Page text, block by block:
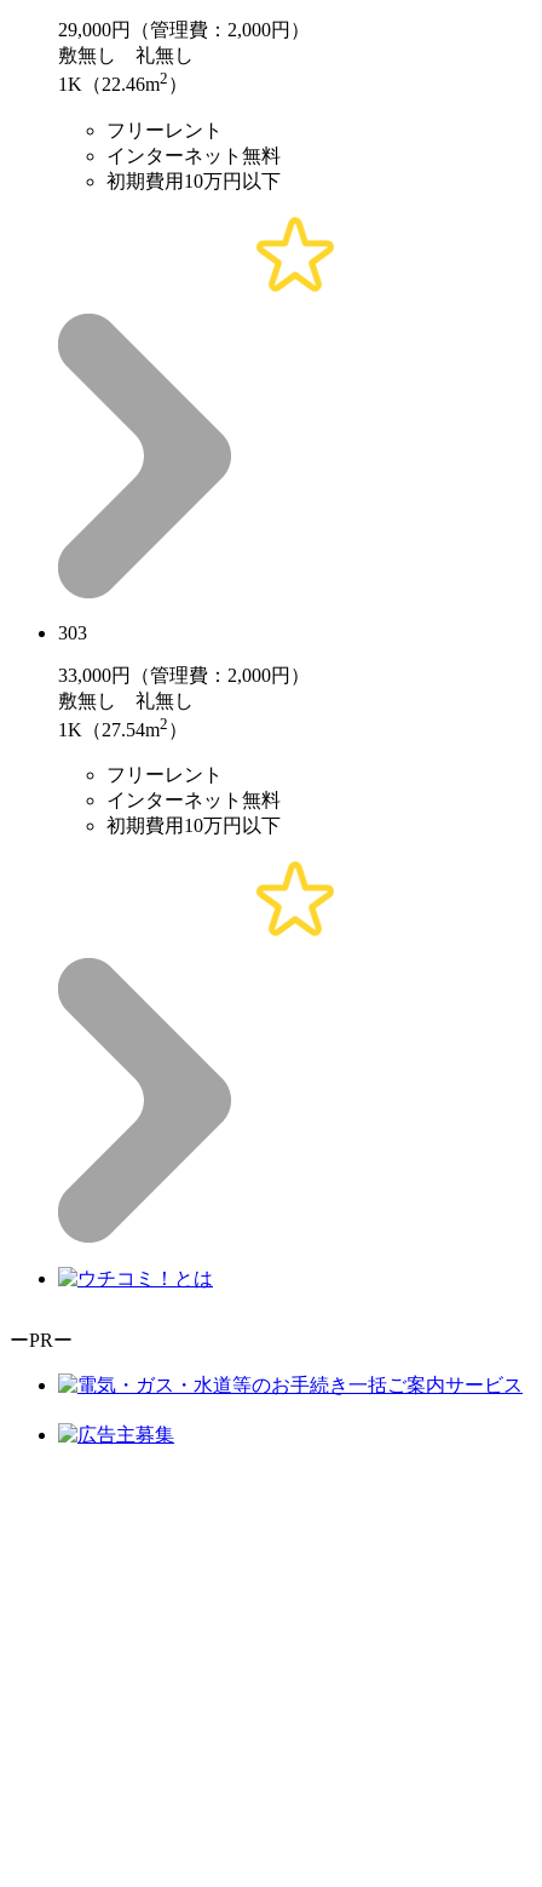
29,000円（管理費：2,000円）
敷無し 礼無し
1K（22.46m2 ）
フリーレント
インターネット無料
初期費用10万円以下
303
33,000円（管理費：2,000円）
敷無し 礼無し
1K（27.54m2 ）
フリーレント
インターネット無料
初期費用10万円以下
ーPRー